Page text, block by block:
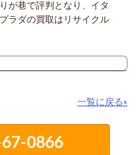
が巷で評判となり、イタ
ラダの買取はリサイクル
一覧に戻る»
0866